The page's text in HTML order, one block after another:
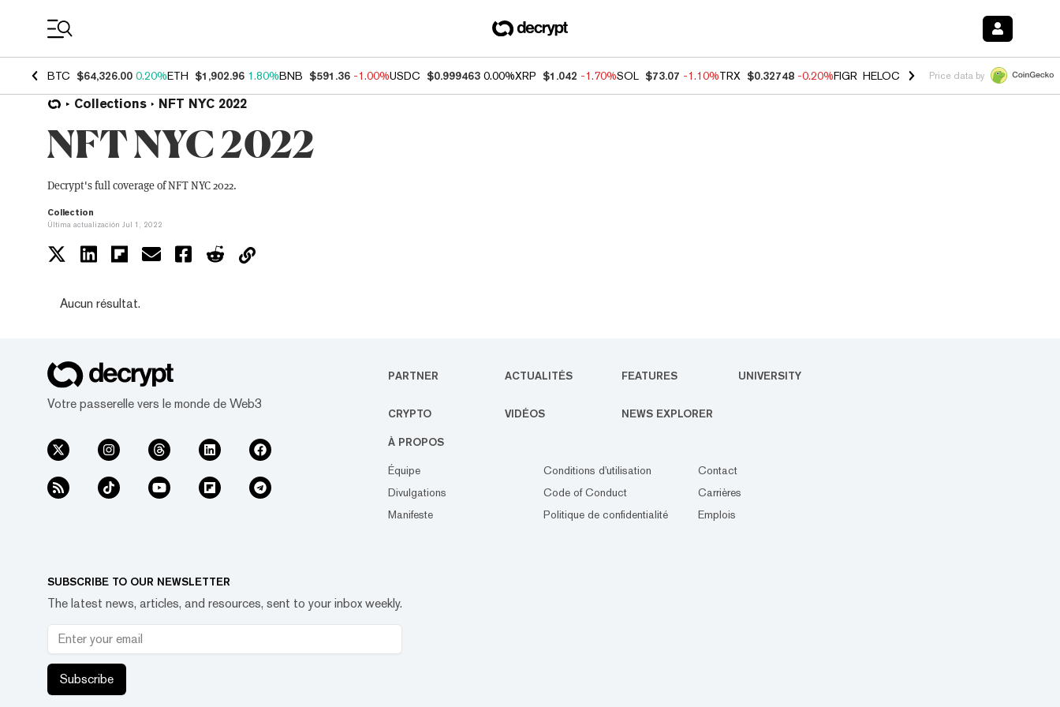
BTC $64,326.00 0.20%ETH $1,902.96 1.80%BNB $591.36 -1.00%USDC $0.999463 0.00%XRP $1.042 -1.70%SOL $73.07 -1.10%TRX $0.32748 -0.20%FIGR_HELOC $1.02 1.70%HYPE $55.61 -
Price data by
Collections NFT NYC 2022
NFT NYC 2022
Decrypt's full coverage of NFT NYC 2022.
Collection
Última actualización Jul 1, 2022
Aucun résultat.
Votre passerelle vers le monde de Web3
PARTNER ACTUALITÉS FEATURES UNIVERSITY
CRYPTO VIDÉOS NEWS EXPLORER
À PROPOS
Équipe
Divulgations
Manifeste
Conditions d'utilisation
Code of Conduct
Politique de confidentialité
Contact
Carrières
Emplois
SUBSCRIBE TO OUR NEWSLETTER
The latest news, articles, and resources, sent to your inbox weekly.
Subscribe